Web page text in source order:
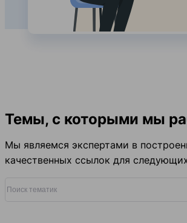
Темы, с которыми мы
Мы являемся экспертами в
качественных ссылок для